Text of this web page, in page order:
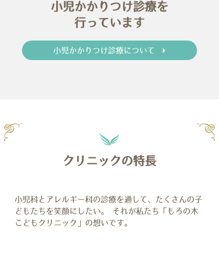
小児かかりつけ診療を
行っています
小児かかりつけ診療について
クリニックの特長
小児科とアレルギー科の診療を通して、たくさんの子
どもたちを笑顔にしたい。
こどもクリニック」の想いです。